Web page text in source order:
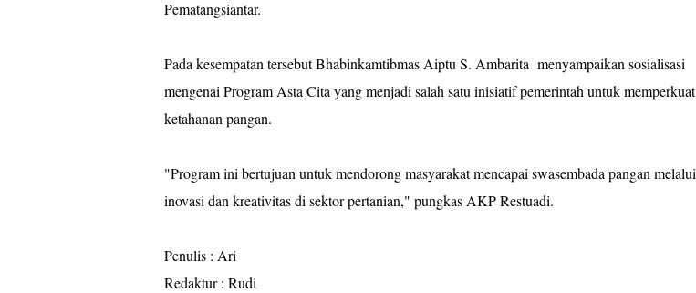
Pematangsiantar.
Pada kesempatan tersebut Bhabinkamtibmas Aiptu S. Ambarita menyampaikan sosialisasi
mengenai Program Asta Cita yang menjadi salah satu inisiatif pemerintah untuk memperkuat
ketahanan pangan.
"Program ini bertujuan untuk mendorong masyarakat mencapai swasembada pangan melalui
inovasi dan kreativitas di sektor pertanian," pungkas AKP Restuadi.
Penulis : Ari
Redaktur : Rudi